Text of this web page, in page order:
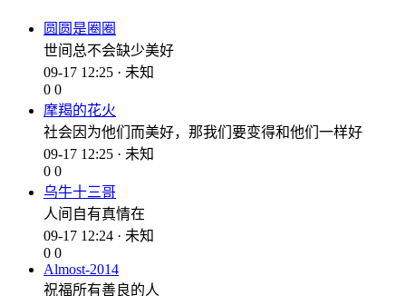
圆圆是圈圈
世间总不会缺少美好
09-17 12:25 · 未知
0 0
摩羯的花火
社会因为他们而美好，那我们要变得和他们一样好
09-17 12:25 · 未知
0 0
乌牛十三哥
人间自有真情在
09-17 12:24 · 未知
0 0
Almost-2014
祝福所有善良的人